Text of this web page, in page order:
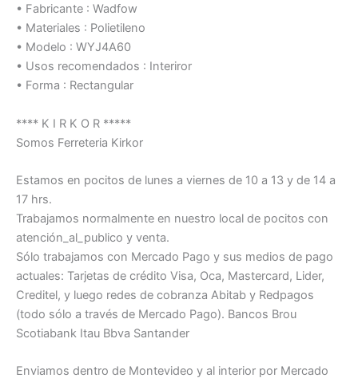
• Fabricante : Wadfow
• Materiales : Polietileno
• Modelo : WYJ4A60
• Usos recomendados : Interiror
• Forma : Rectangular
**** K I R K O R *****
Somos Ferreteria Kirkor
Estamos en pocitos de lunes a viernes de 10 a 13 y de 14 a
17 hrs.
Trabajamos normalmente en nuestro local de pocitos con
atención_al_publico y venta.
Sólo trabajamos con Mercado Pago y sus medios de pago
actuales: Tarjetas de crédito Visa, Oca, Mastercard, Lider,
Creditel, y luego redes de cobranza Abitab y Redpagos
(todo sólo a través de Mercado Pago). Bancos Brou
Scotiabank Itau Bbva Santander
Enviamos dentro de Montevideo y al interior por Mercado